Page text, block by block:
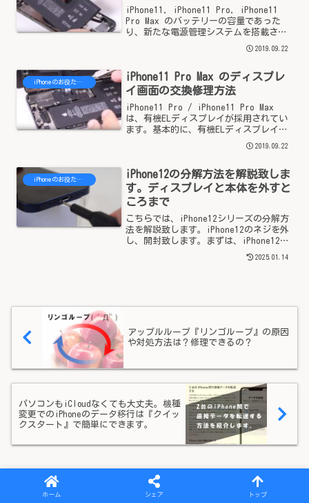
iPhone11, iPhone11 Pro, iPhone11
Pro Max のバッテリーの容量であった
り、新たな電源管理システムを搭載さ
れ、バッテリー劣化によるパフォーマン
スへの影響を軽減できるようになったと
2019.09.22
iPhoneのお役たち情報
iPhone11 Pro Max のディスプレ
イ画面の交換修理方法
iPhone11 Pro / iPhone11 Pro Max
は、有機ELディスプレイが採用されてい
ます。基本的に、有機ELディスプレイだ
からといって、iPhone8、iPhone7で使用
されている液晶ディスプレイと交換修理
2019.09.22
iPhoneのお役たち情報
iPhone12の分解方法を解説致しま
す。ディスプレイと本体を外すと
ころまで
こちらでは、iPhone12シリーズの分解方
法を解説致します。iPhone12のネジを外
し、開封致します。まずは、iPhone12の
下部に２つの星形のネジが留められてい
るので、外します。iPhone12mini,
2025.01.14
アップルループ『リンゴループ』の原因
や対処方法は？修理できるの？
パソコンもiCloudなくても大丈夫。機種
変更でのiPhoneのデータ移行は『クイッ
クスタート』で簡単にできます。
iPhoneのお役たち情報
ホーム シェア トップ